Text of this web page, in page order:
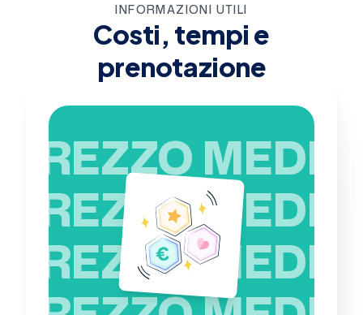
INFORMAZIONI UTILI
Costi, tempi e
prenotazione
PREZZO MEDIO
PREZZO MEDIO
PREZZO MEDIO